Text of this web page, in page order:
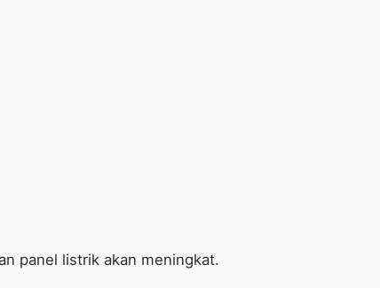
panel listrik akan meningkat.